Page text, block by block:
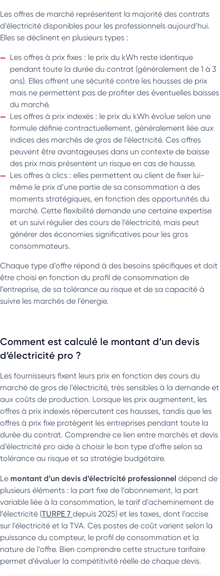
Les offres de marché représentent la majorité des contrats
d’électricité disponibles pour les professionnels aujourd’hui.
Elles se déclinent en plusieurs types :
Les offres à prix fixes : le prix du kWh reste identique
pendant toute la durée du contrat (généralement de 1 à 3
ans). Elles offrent une sécurité contre les hausses de prix
mais ne permettent pas de profiter des éventuelles baisses
du marché.
Les offres à prix indexés : le prix du kWh évolue selon une
formule définie contractuellement, généralement liée aux
indices des marchés de gros de l’électricité. Ces offres
peuvent être avantageuses dans un contexte de baisse
des prix mais présentent un risque en cas de hausse.
Les offres à clics : elles permettent au client de fixer lui-
même le prix d’une partie de sa consommation à des
moments stratégiques, en fonction des opportunités du
marché. Cette flexibilité demande une certaine expertise
et un suivi régulier des cours de l’électricité, mais peut
générer des économies significatives pour les gros
consommateurs.
Chaque type d’offre répond à des besoins spécifiques et doit
être choisi en fonction du profil de consommation de
l’entreprise, de sa tolérance au risque et de sa capacité à
suivre les marchés de l’énergie.
Comment est calculé le montant d’un devis
d’électricité pro ?
Les fournisseurs fixent leurs prix en fonction des cours du
marché de gros de l’électricité, très sensibles à la demande et
aux coûts de production. Lorsque les prix augmentent, les
offres à prix indexés répercutent ces hausses, tandis que les
offres à prix fixe protègent les entreprises pendant toute la
durée du contrat. Comprendre ce lien entre marchés et devis
d’électricité pro aide à choisir le bon type d’offre selon sa
tolérance au risque et sa stratégie budgétaire.
Le montant d’un devis d’électricité professionnel dépend de
plusieurs éléments : la part fixe de l’abonnement, la part
variable liée à la consommation, le tarif d’acheminement de
l’électricité (TURPE 7 depuis 2025) et les taxes, dont l’accise
sur l’électricité et la TVA. Ces postes de coût varient selon la
puissance du compteur, le profil de consommation et la
nature de l’offre. Bien comprendre cette structure tarifaire
permet d’évaluer la compétitivité réelle de chaque devis.